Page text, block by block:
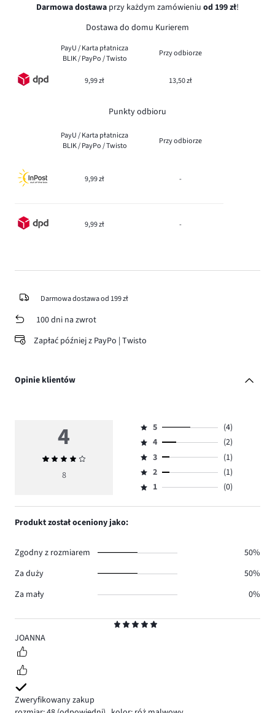
Darmowa dostawa przy każdym zamówieniu od 199 zł!
Dostawa do domu Kurierem
PayU / Karta płatnicza
BLIK / PayPo / Twisto
Przy odbiorze
9,99 zł 13,50 zł
Punkty odbioru
PayU / Karta płatnicza
BLIK / PayPo / Twisto
Przy odbiorze
9,99 zł -
9,99 zł -
Darmowa dostawa od 199 zł
100 dni na zwrot
Zapłać później z PayPo | Twisto
Opinie klientów
5
JOANNA
Zweryfikowany zakup
4
Średnia
ocena
8
Ocena
5,
ilość
głosów
4.
5
(4)
Ocena
4,
ilość
głosów
4
(2)
Ocena
3,
ilość
3
(1)
Ocena
2,
2
(1)
Ocena
1,
1 (0)
Produkt został oceniony jako:
Zgodny z rozmiarem
50%
Za duży
50%
Za mały
0%